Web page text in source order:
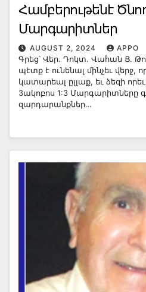
Համբերութենէ
Մարգարիտներ
AUGUST 2, 2024
APPO
Գրեց՝ Վեր. Դոկտ. Վահան Յ.
պէտք է ունենալ մինչեւ վերջ,
կատարեալ ըլլաք, եւ ձեզի
3ակոբոս 1:3 Մարգարիտները
զարդարանքներ…